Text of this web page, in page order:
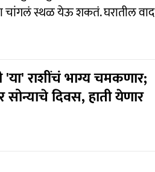
चांगलं स्थळ येऊ शकतं. घरातील वाद
राशींचं भाग्य चमकणार;
दिवस, हाती येणार